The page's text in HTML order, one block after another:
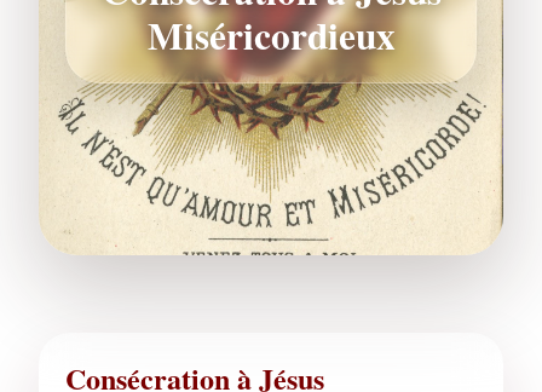
Miséricordieux
Consécration à Jésus